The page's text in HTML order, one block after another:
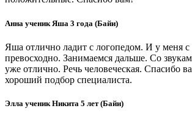
Анна ученик Яша 3 года (Байи)
Яша отлично ладит с логопедом. И у меня с
превосходно. Занимаемся дальше. Со
уже отлично. Речь человеческая. Спасибо
хороший подбор специалиста.
Элла ученик Никита 5 лет (Байи)